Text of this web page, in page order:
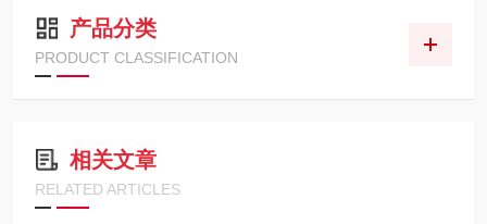
产品分类
PRODUCT CLASSIFICATION
相关文章
RELATED ARTICLES